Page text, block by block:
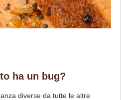
ha un bug?
diverse da tutte le altre